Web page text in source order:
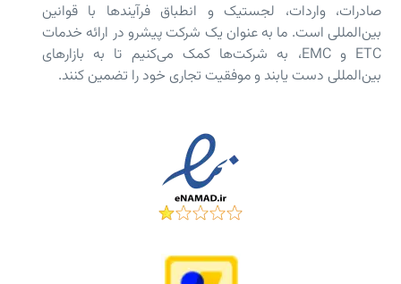
صادرات، واردات، لجستیک و انطباق فرآیندها با قوانین
بین‌المللی است. ما به عنوان یک شرکت پیشرو در ارائه خدمات
ETC و EMC، به شرکت‌ها کمک می‌کنیم تا به بازارهای
بین‌المللی دست یابند و موفقیت تجاری خود را تضمین کنند.